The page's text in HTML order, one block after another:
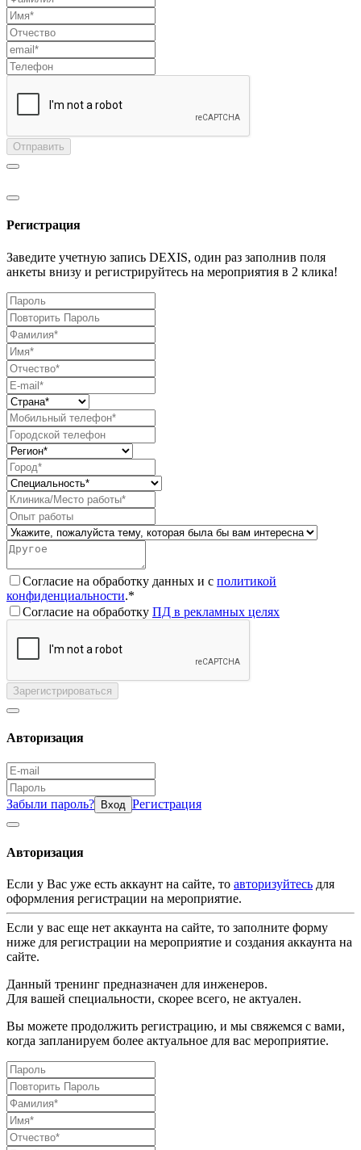
Отправить
Регистрация
Заведите учетную запись DEXIS, один раз заполнив поля
анкеты внизу и регистрируйтесь на мероприятия в 2 клика!
Согласие на обработку данных и с политикой
конфиденциальности.*
Согласие на обработку ПД в рекламных целях
Зарегистрироваться
Авторизация
Забыли пароль? Вход Регистрация
Авторизация
Если у Вас уже есть аккаунт на сайте, то авторизуйтесь для
оформления регистрации на мероприятие.
Если у вас еще нет аккаунта на сайте, то заполните форму
ниже для регистрации на мероприятие и создания аккаунта на
сайте.
Данный тренинг предназначен для инженеров.
Для вашей специальности, скорее всего, не актуален.
Вы можете продолжить регистрацию, и мы свяжемся с вами,
когда запланируем более актуальное для вас мероприятие.